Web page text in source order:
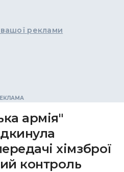
реклами
армія"
хімзброї
контроль